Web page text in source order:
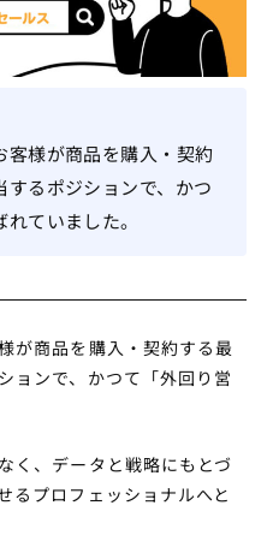
客様が商品を購入・契約
るポジションで、かつ
ていました。
が商品を購入・契約する最
ョンで、かつて「外回り営
く、データと戦略にもとづ
るプロフェッショナルへと